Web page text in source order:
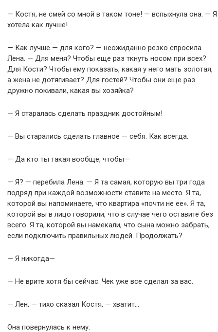
— Костя, не смей со мной в таком тоне! — вспыхнула она. — Я
хотела как лучше!
— Как лучше — для кого? — неожиданно резко спросила
Лена. — Для меня? Чтобы еще раз ткнуть носом при всех?
Для Кости? Чтобы ему показать, какая у него мать золотая,
а жена не дотягивает? Для гостей? Чтобы они еще раз
дружно покивали, какая вы хозяйка?
— Я старалась сделать праздник достойным!
— Вы старались сделать главное — себя. Как всегда.
— Да кто ты такая вообще, чтобы—
— Я? — перебила Лена. — Я та самая, которую вы три года
подряд при каждой возможности ставите на место. Я та,
которой вы напоминаете, что квартира «почти не ее». Я та,
которой вы в лицо говорили, что в случае чего оставите без
всего. Я та, которой вы намекали, что сына можно забрать,
если подключить правильных людей. Продолжать?
— Я никогда—
— Не врите хотя бы сейчас. Чек уже все сделал за вас.
— Лен, — тихо сказал Костя, — хватит…
Она повернулась к нему.